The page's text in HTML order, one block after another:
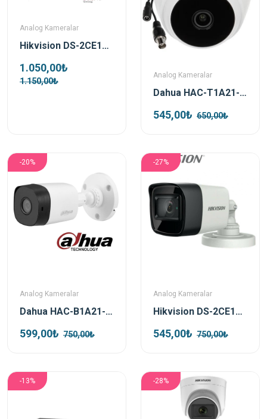
Analog Kameralar
Hikvision DS-2CE10DF0T-PF TVI 2mp 3.6mm Colorvu Bullet Kamera
1.050,00₺
1.150,00₺
Analog Kameralar
Dahua HAC-T1A21-0280B 2mp HDCVI Dome Kamera
545,00₺ 650,00₺
-20%
Analog Kameralar
Dahua HAC-B1A21-0360B 2mp HDCVI Bullet Kamera
599,00₺ 750,00₺
-27%
Analog Kameralar
Hikvision DS-2CE16D0T-EXIPF TVI 2mp 2.8mm Bullet Kamera
545,00₺ 750,00₺
-13% -28%